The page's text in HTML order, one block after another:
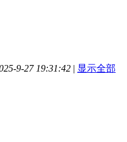
9-27 19:31:42 | 显示全部